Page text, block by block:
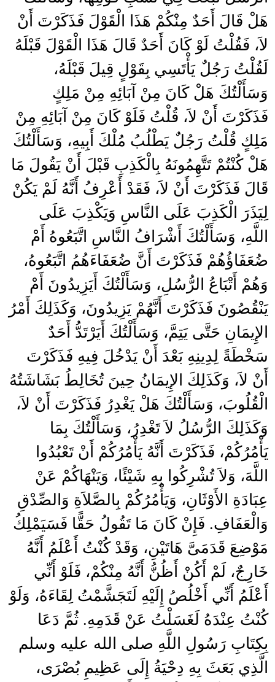
هَلْ قَالَ أَحَدٌ مِنْكُمْ هَذَا الْقَوْلَ فَذَكَرْتَ أَنْ
لاَ، فَقُلْتُ لَوْ كَانَ أَحَدٌ قَالَ هَذَا الْقَوْلَ قَبْلَهُ
لَقُلْتُ رَجُلٌ يَأْتَسِي بِقَوْلٍ قِيلَ قَبْلَهُ،
وَسَأَلْتُكَ هَلْ كَانَ مِنْ آبَائِهِ مِنْ مَلِكٍ
فَذَكَرْتَ أَنْ لاَ، قُلْتُ فَلَوْ كَانَ مِنْ آبَائِهِ مِنْ
مَلِكٍ قُلْتُ رَجُلٌ يَطْلُبُ مُلْكَ أَبِيهِ، وَسَأَلْتُكَ
هَلْ كُنْتُمْ تَتَّهِمُونَهُ بِالْكَذِبِ قَبْلَ أَنْ يَقُولَ مَا
قَالَ فَذَكَرْتَ أَنْ لاَ، فَقَدْ أَعْرِفُ أَنَّهُ لَمْ يَكُنْ
لِيَذَرَ الْكَذِبَ عَلَى النَّاسِ وَيَكْذِبَ عَلَى
اللَّهِ، وَسَأَلْتُكَ أَشْرَافُ النَّاسِ اتَّبَعُوهُ أَمْ
ضُعَفَاؤُهُمْ فَذَكَرْتَ أَنَّ ضُعَفَاءَهُمُ اتَّبَعُوهُ،
وَهُمْ أَتْبَاعُ الرُّسُلِ، وَسَأَلْتُكَ أَيَزِيدُونَ أَمْ
يَنْقُصُونَ فَذَكَرْتَ أَنَّهُمْ يَزِيدُونَ، وَكَذَلِكَ أَمْرُ
الإِيمَانِ حَتَّى يَتِمَّ، وَسَأَلْتُكَ أَيَرْتَدُّ أَحَدٌ
سَخْطَةً لِدِينِهِ بَعْدَ أَنْ يَدْخُلَ فِيهِ فَذَكَرْتَ
أَنْ لاَ، وَكَذَلِكَ الإِيمَانُ حِينَ تُخَالِطُ بَشَاشَتُهُ
الْقُلُوبَ، وَسَأَلْتُكَ هَلْ يَغْدِرُ فَذَكَرْتَ أَنْ لاَ،
وَكَذَلِكَ الرُّسُلُ لاَ تَغْدِرُ، وَسَأَلْتُكَ بِمَا
يَأْمُرُكُمْ، فَذَكَرْتَ أَنَّهُ يَأْمُرُكُمْ أَنْ تَعْبُدُوا
اللَّهَ، وَلاَ تُشْرِكُوا بِهِ شَيْئًا، وَيَنْهَاكُمْ عَنْ
عِبَادَةِ الأَوْثَانِ، وَيَأْمُرُكُمْ بِالصَّلاَةِ وَالصِّدْقِ
وَالْعَفَافِ‏.‏ فَإِنْ كَانَ مَا تَقُولُ حَقًّا فَسَيَمْلِكُ
مَوْضِعَ قَدَمَىَّ هَاتَيْنِ، وَقَدْ كُنْتُ أَعْلَمُ أَنَّهُ
خَارِجٌ، لَمْ أَكُنْ أَظُنُّ أَنَّهُ مِنْكُمْ، فَلَوْ أَنِّي
أَعْلَمُ أَنِّي أَخْلُصُ إِلَيْهِ لَتَجَشَّمْتُ لِقَاءَهُ، وَلَوْ
كُنْتُ عِنْدَهُ لَغَسَلْتُ عَنْ قَدَمِهِ‏.‏ ثُمَّ دَعَا
بِكِتَابِ رَسُولِ اللَّهِ صلى الله عليه وسلم
الَّذِي بَعَثَ بِهِ دِحْيَةُ إِلَى عَظِيمِ بُصْرَى،